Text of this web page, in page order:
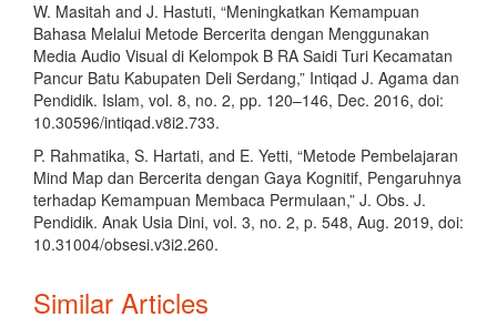
W. Masitah and J. Hastuti, “Meningkatkan Kemampuan
Bahasa Melalui Metode Bercerita dengan Menggunakan
Media Audio Visual di Kelompok B RA Saidi Turi Kecamatan
Pancur Batu Kabupaten Deli Serdang,” Intiqad J. Agama dan
Pendidik. Islam, vol. 8, no. 2, pp. 120–146, Dec. 2016, doi:
10.30596/intiqad.v8i2.733.
P. Rahmatika, S. Hartati, and E. Yetti, “Metode Pembelajaran
Mind Map dan Bercerita dengan Gaya Kognitif, Pengaruhnya
terhadap Kemampuan Membaca Permulaan,” J. Obs. J.
Pendidik. Anak Usia Dini, vol. 3, no. 2, p. 548, Aug. 2019, doi:
10.31004/obsesi.v3i2.260.
Similar Articles